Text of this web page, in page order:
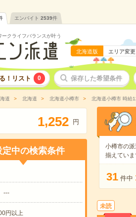
エンバイト 2539件
ークライフバランスが叶う
北海道版 エリア変更
！リスト 0 保存した希望条件
道 北海道 北海道小樽市 北海道小樽市 時給
1,252 円
定中の検索条件
---
円以上
小樽市の派
揃えていま
31 件中
未読